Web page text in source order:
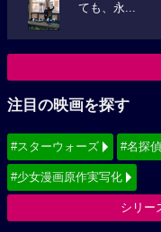
ても、永...
注目の映画を探す
#スターウォーズ #名探
#少女漫画原作実写化
シリー